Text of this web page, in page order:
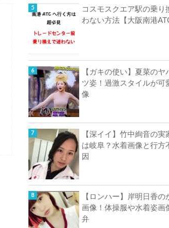
コスモスクエア駅の乗り
わない方法【大阪南港
【ガキの使い】夏菜のヤ
ツ姿！過激スタイルが可
像
【深イイ】竹中絢音の実
は岐阜？水着画像と行方
因
【ロンハー】岸明日香の
画像！体操服や水着姿画
弁